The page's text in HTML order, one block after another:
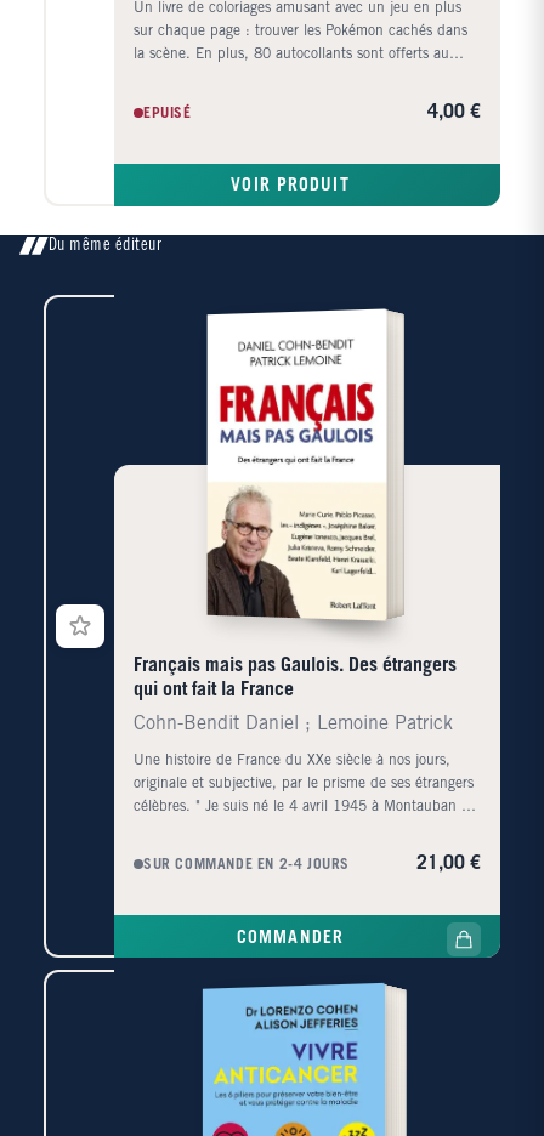
Un livre de coloriages amusant avec un jeu en plus
sur chaque page : trouver les Pokémon cachés dans
la scène. En plus, 80 autocollants sont offerts au
EPUISÉ 4,00 €
VOIR PRODUIT
Du même éditeur
Français mais pas Gaulois. Des étrangers
qui ont fait la France
Cohn-Bendit Daniel ; Lemoine Patrick
Une histoire de France du XXe siècle à nos jours,
originale et subjective, par le prisme de ses étrangers
célèbres. " Je suis né le 4 avril 1945 à Montauban de
mois pour déclarer ma venue au monde - trop tard !
Cela a fait de moi un apatride, qui a grandi dans le
hussards noirs de la République, a été un supporter
inconditionnel de l'équipe de France de Raymond
prendre la nationalité allemande... pour éviter le
service militaire. Revenu en France pour mes études,
séjour levée dix ans plus tard. Depuis, ma vie est une
sorte de pont entre l'Allemagne et l'Hexagone, et, en
2015, j'ai obtenu le droit de devenir aussi français.
Pouvoir désormais jouer avec les deux maillots
SUR COMMANDE EN 2-4 JOURS 21,00 €
COMMANDER